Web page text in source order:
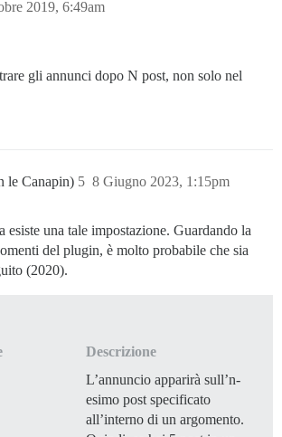
2019, 6:49am
gli annunci dopo N post, non solo nel
le Canapin) 8 Giugno 2023, 1:15pm
5
esiste una tale impostazione. Guardando la
del plugin, è molto probabile che sia
(2020).
Descrizione
L’annuncio apparirà sull’n-
esimo post specificato
all’interno di un argomento.